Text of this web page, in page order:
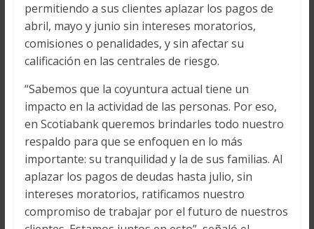
permitiendo a sus clientes aplazar los pagos de
abril, mayo y junio sin intereses moratorios,
comisiones o penalidades, y sin afectar su
calificación en las centrales de riesgo.
“Sabemos que la coyuntura actual tiene un
impacto en la actividad de las personas. Por eso,
en Scotiabank queremos brindarles todo nuestro
respaldo para que se enfoquen en lo más
importante: su tranquilidad y la de sus familias. Al
aplazar los pagos de deudas hasta julio, sin
intereses moratorios, ratificamos nuestro
compromiso de trabajar por el futuro de nuestros